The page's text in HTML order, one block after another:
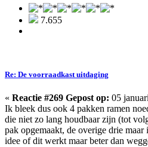
7.655
Re: De voorraadkast uitdaging
« Reactie #269 Gepost op: 05
Ik bleek dus ook 4 pakken ramen
die niet zo lang houdbaar zijn (tot
pak opgemaakt, de overige drie maar
idee of dit werkt maar beter dan